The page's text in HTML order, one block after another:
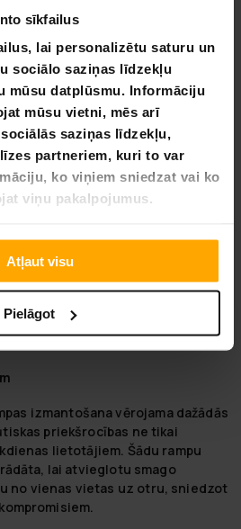
sīkfailus
lai personalizētu saturu un
sociālo saziņas līdzekļu
mūsu datplūsmu. Informāciju
mūsu vietni, mēs arī
saziņas līdzekļu,
partneriem, kuri to var
ko viņiem sniedzat vai ko
viņu pakalpojumus.
Atļaut visu
Pielāgot
ka rampas kalpos ilgi un
izcilu ieguldījumu
su Fornorth
iššūkis yra kūrybos
ir efektyvios savarankiškos
iki malkų smulkintuvų,
jums galios jūsų projektams,
jūsų pasaulį taip, kaip jūs tai
nebeliktų tik svajonėmis.
kolekciją ir pradėkite kurti savo
kad vienintelis ribas turėtų būti
izmantošana vērojama dažādās
priekšrocības ne tikai
lietotājiem. Šādu rampu
lai atvieglotu smago
no vienas vietas uz otru, sniedzot